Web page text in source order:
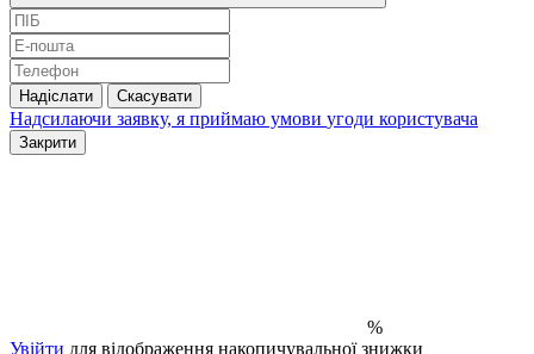
Надіслати Скасувати
Надсилаючи заявку, я приймаю умови угоди користувача
Закрити
%
Увійти для відображення накопичувальної знижки